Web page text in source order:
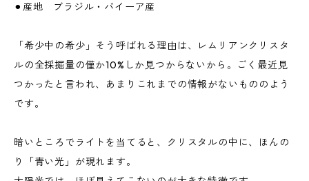
⚫︎産地 ブラジル・バイーア産
「希少中の希少」そう呼ばれる理由は、レムリアンクリスタ
ルの全採掘量の僅か10%しか見つからないから。ごく最近見
つかったと言われ、あまりこれまでの情報がないもののよう
です。
暗いところでライトを当てると、クリスタルの中に、ほんの
り「青い光」が現れます。